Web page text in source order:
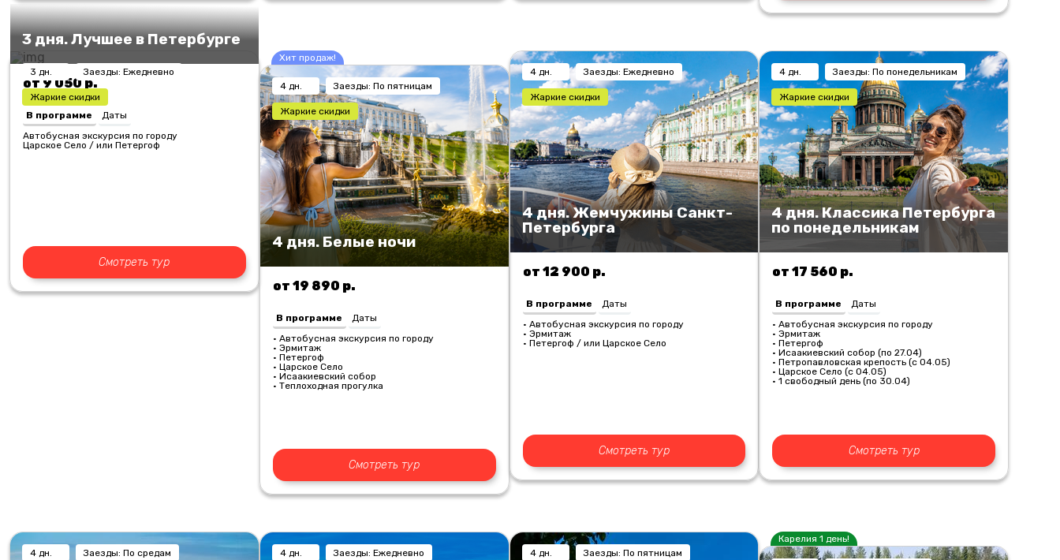
3 дн. Заезды: Ежедневно
Жаркие скидки
3 дня. Лучшее в Петербурге
от 9 050 р.
В программе
Даты
Автобусная экскурсия по городу
Царское Село / или Петергоф
Смотреть тур
Хит продаж!
4 дн. Заезды: По пятницам
Жаркие скидки
4 дня. Белые ночи
от 19 890 р.
В программе
Даты
• Автобусная экскурсия по городу
• Эрмитаж
• Петергоф
• Царское Село
• Исаакиевский собор
• Теплоходная прогулка
Смотреть тур
4 дн. Заезды: Ежедневно
Жаркие скидки
4 дня. Жемчужины Санкт-
Петербурга
от 12 900 р.
В программе
Даты
• Автобусная экскурсия по городу
• Эрмитаж
• Петергоф / или Царское Село
Смотреть тур
4 дн. Заезды: По понедельникам
Жаркие скидки
4 дня. Классика Петербурга
по понедельникам
от 17 560 р.
В программе
Даты
• Автобусная экскурсия по городу
• Эрмитаж
• Петергоф
• Исаакиевский собор (по 27.04)
• Петропавловская крепость (с 04.05)
• Царское Село (с 04.05)
• 1 свободный день (по 30.04)
Смотреть тур
4 дн. Заезды: По средам 4 дн. Заезды: Ежедневно 4 дн. Заезды: По пятницам
Карелия 1 день!